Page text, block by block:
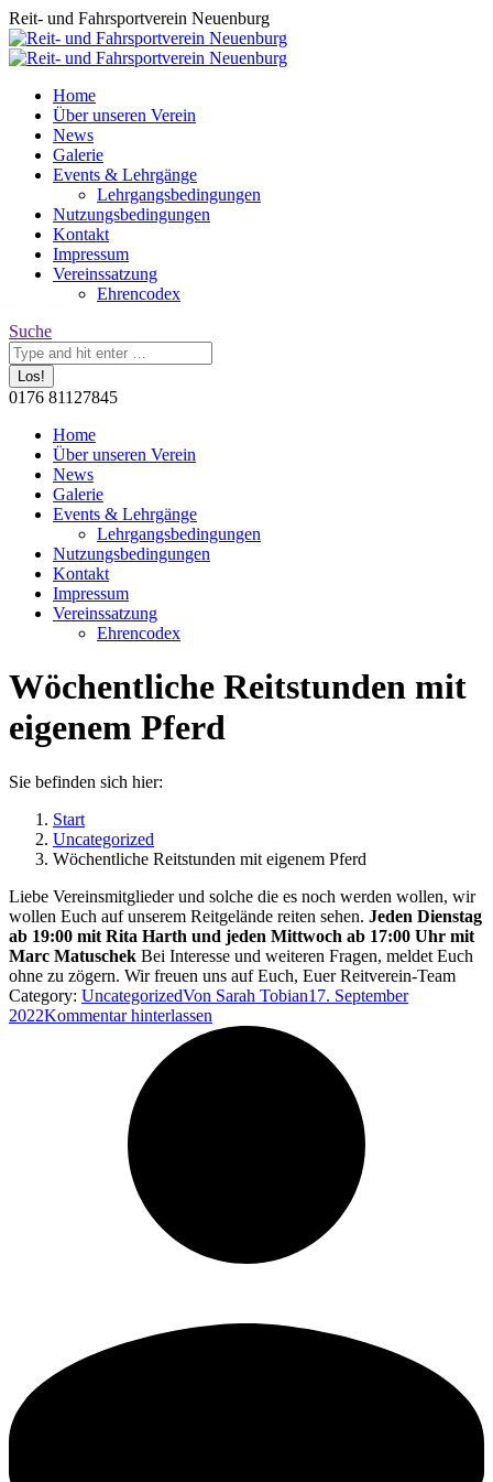
Zum
Inhalt
springen
Reit- und Fahrsportverein Neuenburg
Home
Über unseren Verein
News
Galerie
Events & Lehrgänge
Lehrgangsbedingungen
Nutzungsbedingungen
Kontakt
Impressum
Vereinssatzung
Ehrencodex
Search:
Suche
0176 81127845
page
opens
new
window
Home
Über unseren Verein
News
Galerie
Events & Lehrgänge
Lehrgangsbedingungen
Nutzungsbedingungen
Kontakt
Impressum
Vereinssatzung
Ehrencodex
Wöchentliche Reitstunden mit
eigenem Pferd
Sie befinden sich hier:
Start
Uncategorized
Wöchentliche Reitstunden mit eigenem Pferd
Liebe Vereinsmitglieder und solche die es noch werden wollen, wir
wollen Euch auf unserem Reitgelände reiten sehen. Jeden Dienstag
ab 19:00 mit Rita Harth und jeden Mittwoch ab 17:00 Uhr mit
Marc Matuschek Bei Interesse und weiteren Fragen, meldet Euch
ohne zu zögern. Wir freuen uns auf Euch, Euer Reitverein-Team
Category: UncategorizedVon Sarah Tobian17. September
2022Kommentar hinterlassen